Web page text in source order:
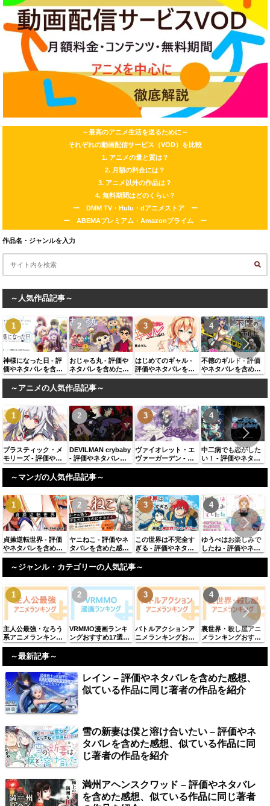
～最高のアニメ生活を送るために～
それぞれの動画配信サービス（VOD）を比較
1. アニメの量と質は？
2. 月額の料金には？
3. アニメ以外の作品は？
4. 無料期間はどのくらい？
ー DMM TV・Hulu・dアニメストア ー
ー ABEMAプレミアム・Amazonプライム ー
作品名・ジャンルを入力
～人気作品記事～
神様になった日 - 評
価やネタバレを含め
た感想、似ている作
品に同じ著者の作品
おじゃる丸 - 評価や
ネタバレを含めた感
想、似ている作品に
同じ著者の作品を紹
介
はじめてのギャル -
評価やネタバレを含
めた感想、似ている
不徳のギルド - 評価
やネタバレを含めた
感想、似ている作品
～アニメの人気作品記事～
プラスティック・メ
モリーズ - 評価やネ
タバレを含めた感
想、似ている作品に
DEVILMAN crybaby
- 評価やネタバレを
含めた感想、似てい
る作品に同じ著者の
ヴァイオレット・エ
ヴァーガーデン - 評
価やネタバレを含め
中二病でも恋がした
い！ - 評価やネタバ
レを含めた感想、似
～マンガの人気作品記事～
貞操逆転世界 - 評価
やネタバレを含めた
感想、似ている作品
に同じ著者の作品を
ヤニねこ - 評価やネ
タバレを含めた感
想、似ている作品に
同じ著者の作品を紹
この世界は不完全す
ぎる - 評価やネタバ
レを含めた感想、似
ている作品に同じ著
ゆうべはお楽しみで
したね - 評価やネタ
バレを含めた感想、
～ジャンル・カテゴリーの人気記事～
主人公最強・なろう
系アニメランキング
おすすめ61選【2025
年最新】
VRMMO漫画ランキ
ングおすすめ17選
「2025年最新」
バトルアクションア
ニメランキングおす
すめ98選【2025年最
裏世界・殺し屋アニ
メランキングおすす
め38選【2025年最
～最新記事～
レイン – 評価やネタバレを含めた感想、
似ている作品に同じ著者の作品を紹介
雪の新妻は僕と溶け合いたい – 評価やネ
タバレを含めた感想、似ている作品に同
じ著者の作品を紹介
満州アヘンスクワッド – 評価やネタバレ
を含めた感想、似ている作品に同じ著者